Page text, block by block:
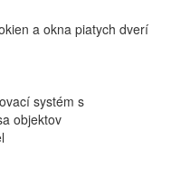
a okna piatych dverí
systém s
objektov